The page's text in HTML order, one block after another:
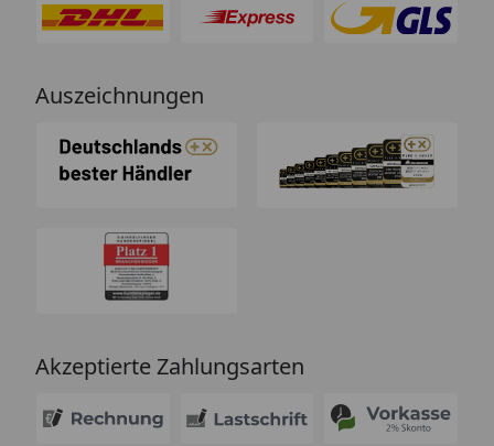
Auszeichnungen
Akzeptierte Zahlungsarten